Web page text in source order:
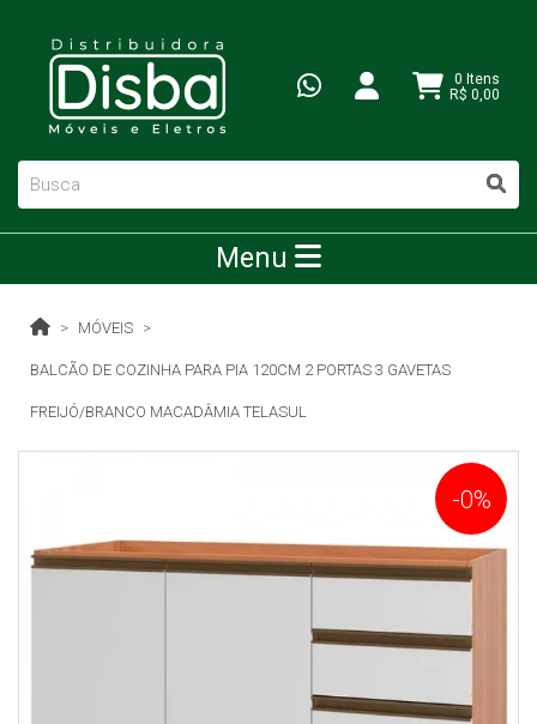
0 Itens
R$ 0,00
Menu
MÓVEIS
BALCÃO DE COZINHA PARA PIA 120CM 2 PORTAS 3 GAVETAS
FREIJÓ/BRANCO MACADÂMIA TELASUL
-0%